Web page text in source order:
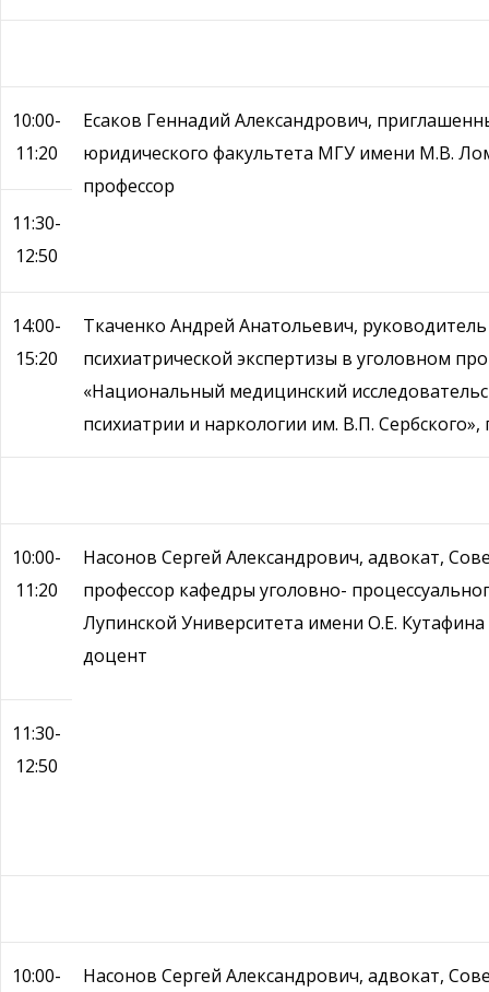
10:00-
11:20
Есаков Геннадий Александрович,
юридического факультета МГУ имени М.В.
профессор
11:30-
12:50
14:00-
15:20
Ткаченко Андрей Анатольевич,
психиатрической экспертизы в уголовном
«Национальный медицинский
психиатрии и наркологии им. В.П.
10:00-
11:20
Насонов Сергей Александрович, адвокат,
профессор кафедры уголовно-
Лупинской Университета имени О.Е.
доцент
11:30-
12:50
10:00- Насонов Сергей Александрович, адвокат,